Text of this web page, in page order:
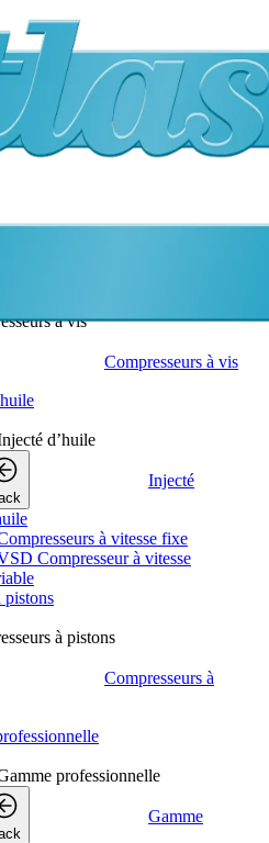
à vis
Compresseurs à vis
d’huile
Injecté
à vitesse fixe
Compresseur à vitesse
pistons
à pistons
Compresseurs à
professionnelle
Gamme